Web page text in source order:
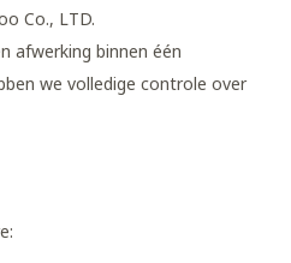
Co., LTD.
afwerking binnen één
we volledige controle over